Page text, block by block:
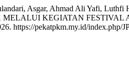
Asgar, Ahmad Ali Yafi, Luthfi
KEGIATAN
https://pekatpkm.my.id/index.php/